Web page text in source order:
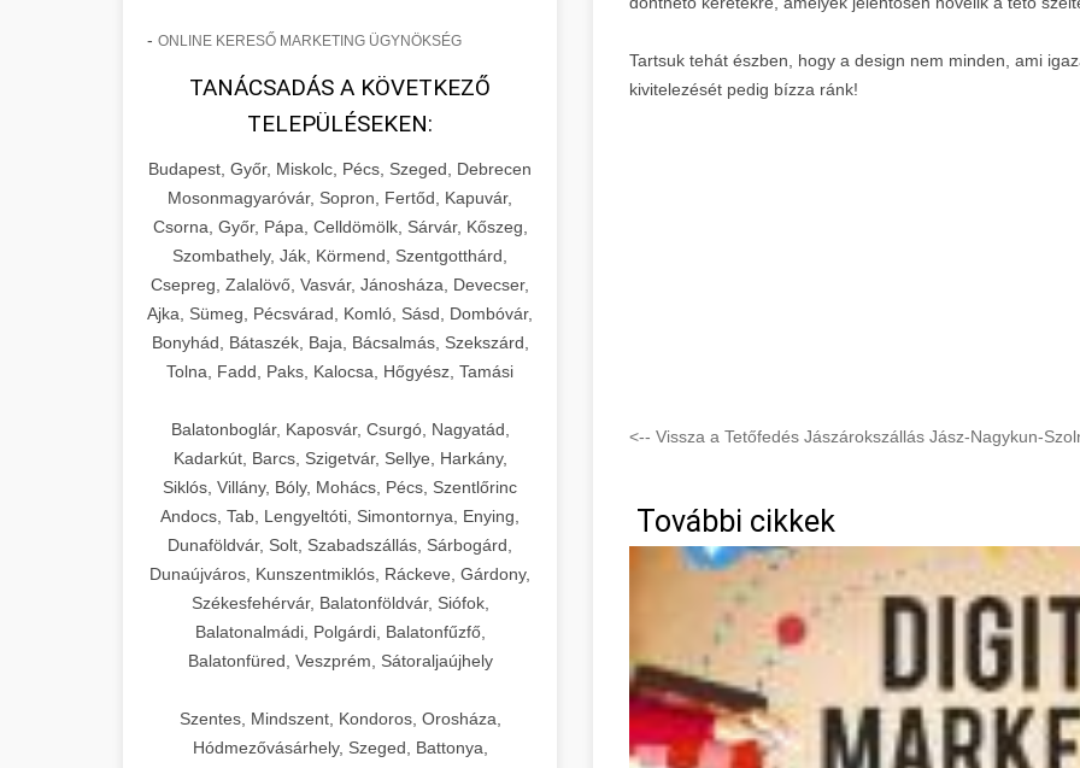
- ONLINE KERESŐ MARKETING ÜGYNÖKSÉG
TANÁCSADÁS A KÖVETKEZŐ
TELEPÜLÉSEKEN:
Budapest, Győr, Miskolc, Pécs, Szeged, Debrecen
Mosonmagyaróvár, Sopron, Fertőd, Kapuvár,
Csorna, Győr, Pápa, Celldömölk, Sárvár, Kőszeg,
Szombathely, Ják, Körmend, Szentgotthárd,
Csepreg, Zalalövő, Vasvár, Jánosháza, Devecser,
Ajka, Sümeg, Pécsvárad, Komló, Sásd, Dombóvár,
Bonyhád, Bátaszék, Baja, Bácsalmás, Szekszárd,
Tolna, Fadd, Paks, Kalocsa, Hőgyész, Tamási
Balatonboglár, Kaposvár, Csurgó, Nagyatád,
Kadarkút, Barcs, Szigetvár, Sellye, Harkány,
Siklós, Villány, Bóly, Mohács, Pécs, Szentlőrinc
Andocs, Tab, Lengyeltóti, Simontornya, Enying,
Dunaföldvár, Solt, Szabadszállás, Sárbogárd,
Dunaújváros, Kunszentmiklós, Ráckeve, Gárdony,
Székesfehérvár, Balatonföldvár, Siófok,
Balatonalmádi, Polgárdi, Balatonfűzfő,
Balatonfüred, Veszprém, Sátoraljaújhely
Szentes, Mindszent, Kondoros, Orosháza,
Hódmezővásárhely, Szeged, Battonya,
Tartsuk tehát észben, hogy a design nem minden, ami
kivitelezését pedig bízza ránk!
<-- Vissza a Tetőfedés Jászárokszállás Jász-Nagykun-
További cikkek